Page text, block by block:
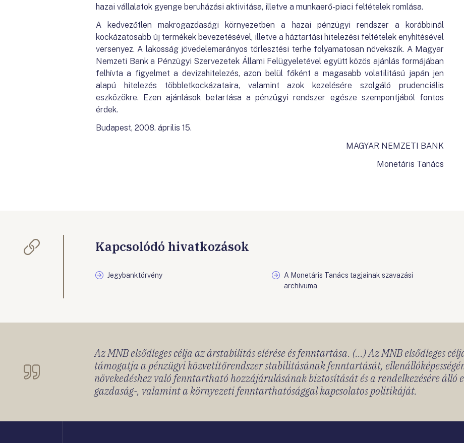
hazai vállalatok gyenge beruházási aktivitása, illetve a munkaerő-piaci feltételek romlása.
A kedvezőtlen makrogazdasági környezetben a hazai pénzügyi rendszer a korábbinál
kockázatosabb új termékek bevezetésével, illetve a háztartási hitelezési feltételek enyhítésével
versenyez. A lakosság jövedelemarányos törlesztési terhe folyamatosan növekszik. A Magyar
Nemzeti Bank a Pénzügyi Szervezetek Állami Felügyeletével együtt közös ajánlás formájában
felhívta a figyelmet a devizahitelezés, azon belül főként a magasabb volatilitású japán jen
alapú hitelezés többletkockázataira, valamint azok kezelésére szolgáló prudenciális
eszközökre. Ezen ajánlások betartása a pénzügyi rendszer egésze szempontjából fontos
érdek.
Budapest, 2008. április 15.
MAGYAR NEMZETI BANK
Monetáris Tanács
Kapcsolódó hivatkozások
Jegybanktörvény
A Monetáris Tanács tagjainak szavazási
archívuma
Az MNB elsődleges célja az árstabilitás elérése és fenntartása. (...) Az MNB elsődleges
támogatja a pénzügyi közvetítőrendszer stabilitásának fenntartását,
növekedéshez való fenntartható hozzájárulásának biztosítását és a rendelkezésére álló
gazdaság-, valamint a környezeti fenntarthatósággal kapcsolatos politikáját.